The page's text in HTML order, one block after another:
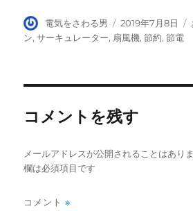
投
稿
電気をさわる男
投
稿
2019年7月8日
ン,サーキュレーター, 扇風機,節約,節電
コメントを残す
メールアドレスが公開されることはありま
欄は必須項目です
コメント※